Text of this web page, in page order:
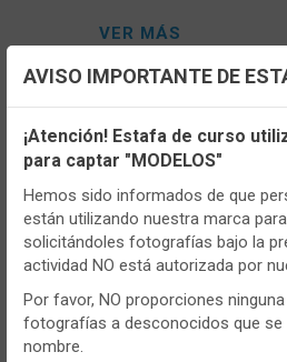
VER MÁS
Configuración de cookies
Utilizamos cookies propias y de
persistentes, para hacer funcionar
página web y personalizar su
Igualmente, utilizamos cookies
la navegación que realizas y para
gustos y preferencias.
Puedesconfigurary aceptar el uso
Para obtener más información
AVISO IMPORTANTE DE
¡Atención! Estafa de curso
para captar "MODELOS"
Hemos sido informados de que
están utilizando nuestra marca
solicitándoles fotografías bajo la
actividad NO está autorizada por
Por favor, NO proporciones
fotografías a desconocidos que se
nombre.